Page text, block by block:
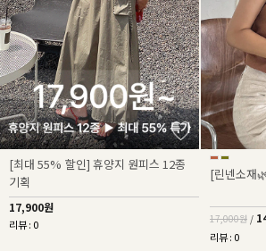
[최대 55% 할인] 휴양지 원피스 12종
기획
17,900원
리뷰 : 0
[린넨소재
17,000원 /
리뷰 : 0